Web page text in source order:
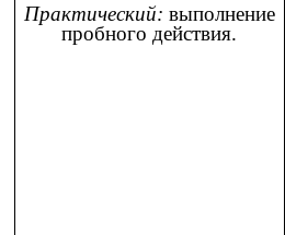
Практический: выполнение
пробного действия.